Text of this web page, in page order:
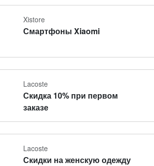
Xistore
Смартфоны Xiaomi
Lacoste
Скидка 10% при первом
заказе
Lacoste
Скидки на женскую одежду